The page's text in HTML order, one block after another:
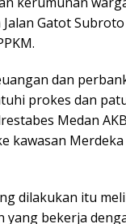
Gatot
dan
prokes dan
Medan
kawasan Merdeka
dilakukan itu
yang bekerja